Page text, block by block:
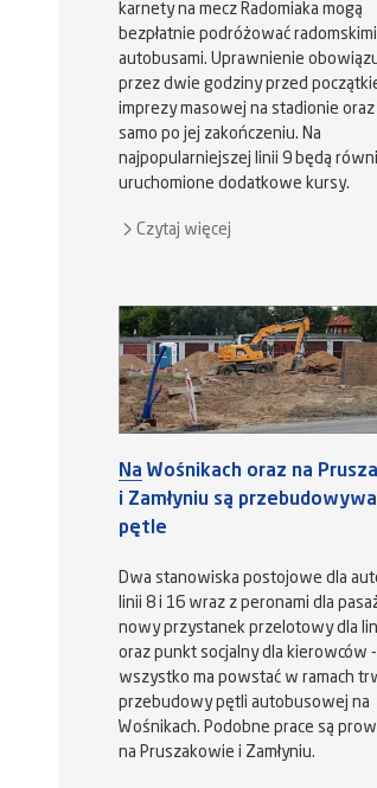
karnety na mecz Radomiaka mogą
bezpłatnie podróżować radomskimi
autobusami. Uprawnienie
przez dwie godziny przed
imprezy masowej na stadionie
samo po jej zakończeniu. Na
najpopularniejszej linii 9 będą
uruchomione dodatkowe kursy.
Czytaj więcej
Na Wośnikach oraz na
i Zamłyniu są
pętle
Dwa stanowiska postojowe dla
linii 8 i 16 wraz z peronami dla
nowy przystanek przelotowy dla
oraz punkt socjalny dla kierowców
wszystko ma powstać w ramach
przebudowy pętli autobusowej na
Wośnikach. Podobne prace są
na Pruszakowie i Zamłyniu.